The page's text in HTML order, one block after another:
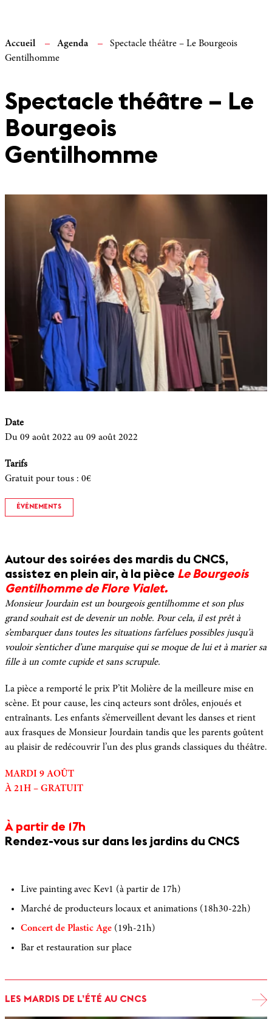
Accueil Agenda
Spectacle théâtre – Le Bourgeois
Gentilhomme
Spectacle théâtre – Le
Bourgeois
Gentilhomme
Date
Du 09 août 2022 au 09 août 2022
Tarifs
Gratuit pour tous : 0€
ÉVÉNEMENTS
Autour des soirées des mardis du CNCS,
assistez en plein air, à la pièce Le Bourgeois
Gentilhomme de Flore Vialet.
Monsieur Jourdain est un bourgeois gentilhomme et son plus
grand souhait est de devenir un noble. Pour cela, il est prêt à
s’embarquer dans toutes les situations farfelues possibles jusqu’à
vouloir s’enticher d’une marquise qui se moque de lui et à marier sa
fille à un comte cupide et sans scrupule.
La pièce a remporté le prix P’tit Molière de la meilleure mise en
scène. Et pour cause, les cinq acteurs sont drôles, enjoués et
entraînants. Les enfants s’émerveillent devant les danses et rient
aux frasques de Monsieur Jourdain tandis que les parents goûtent
au plaisir de redécouvrir l’un des plus grands classiques du théâtre.
MARDI 9 AOÛT
À 21H – GRATUIT
À partir de 17h
Rendez-vous sur dans les jardins du CNCS
Live painting avec Kev1 (à partir de 17h)
Marché de producteurs locaux et animations (18h30-22h)
Concert de Plastic Age (19h-21h)
Bar et restauration sur place
LES MARDIS DE L’ÉTÉ AU CNCS